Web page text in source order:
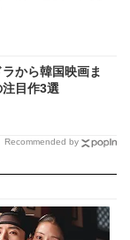
から韓国映画ま
目作3選
Recommended by